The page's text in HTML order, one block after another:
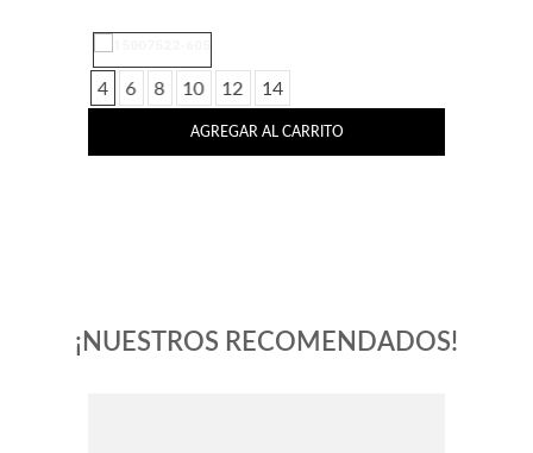
4 6 8 10 12 14
AGREGAR AL CARRITO
¡NUESTROS RECOMENDADOS!